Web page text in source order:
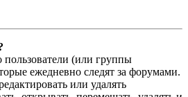
(или группы
ежедневно следят за форумами.
или удалять